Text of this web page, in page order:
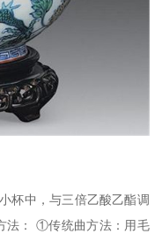
杯中，与三倍乙酸乙酯调
法： ①传统曲方法：用毛